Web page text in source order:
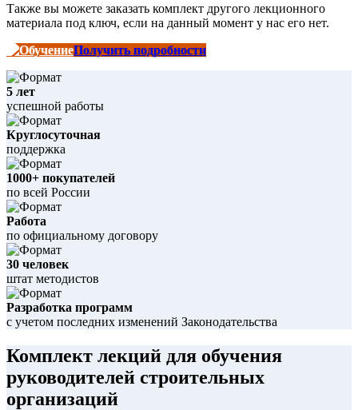
Также вы можете заказать комплект другого лекционного
материала под ключ, если на данный момент у нас его нет.
Получить подробности
5 лет
успешной работы
Круглосуточная
поддержка
1000+ покупателей
по всей России
Работа
по официальному договору
30 человек
штат методистов
Разработка программ
с учетом последних изменений Законодательства
Комплект лекций для обучения
руководителей строительных
организаций